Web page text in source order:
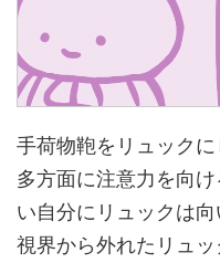
手荷物鞄をリュック
多方面に注意力を向
い自分にリュックは向
視界から外れたリュッ